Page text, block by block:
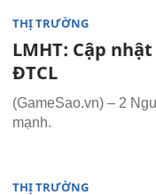
THỊ TRƯỜNG
LMHT: Cập
ĐTCL
(GameSao.vn) – 2
mạnh.
THỊ TRƯỜNG